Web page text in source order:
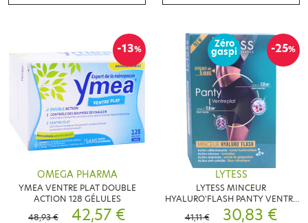
-13%
OMEGA PHARMA
YMEA VENTRE PLAT DOUBLE
ACTION 128 GÉLULES
48,93 €
42,57 €
-25%
Zéro
gaspi
LYTESS
LYTESS MINCEUR
HYALURO'FLASH PANTY VENTRE
PLAT
41,11 € 30,83 €